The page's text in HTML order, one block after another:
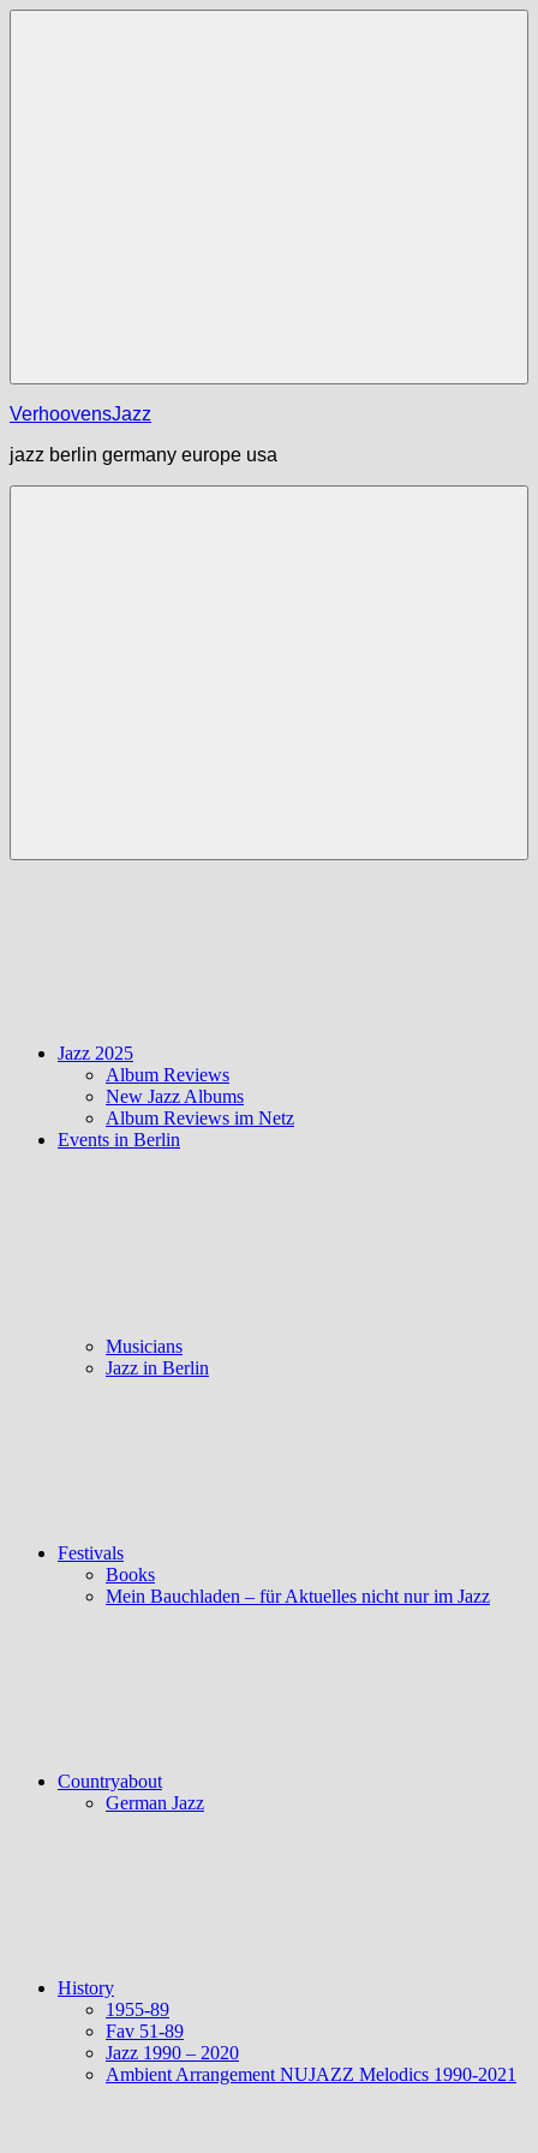
Zum
VerhoovensJazz
jazz berlin germany europe usa
Jazz 2025
Album Reviews
New Jazz Albums
Album Reviews im Netz
Events in Berlin
Musicians
Jazz in Berlin
Festivals
Books
Mein Bauchladen – für Aktuelles nicht nur im Jazz
Countryabout
German Jazz
History
1955-89
Fav 51-89
Jazz 1990 – 2020
Ambient Arrangement NUJAZZ Melodics 1990-2021